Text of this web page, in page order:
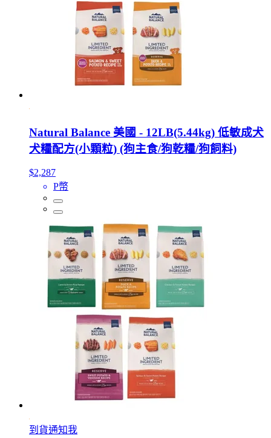
Natural Balance 美國 - 12LB(5.44kg) 低敏成犬
犬糧配方(小顆粒) (狗主食/狗乾糧/狗飼料)
$2,287
P幣
到貨通知我